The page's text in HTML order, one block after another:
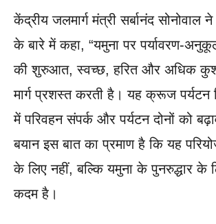
केंद्रीय जलमार्ग मंत्री सर्बानंद सोनोवाल
के बारे में कहा, “यमुना पर पर्यावरण-
की शुरुआत, स्वच्छ, हरित और अधिक
मार्ग प्रशस्त करती है। यह क्रूज पर्यटन
में परिवहन संपर्क और पर्यटन दोनों को
बयान इस बात का प्रमाण है कि यह
के लिए नहीं, बल्कि यमुना के पुनरुद्धार के
कदम है।